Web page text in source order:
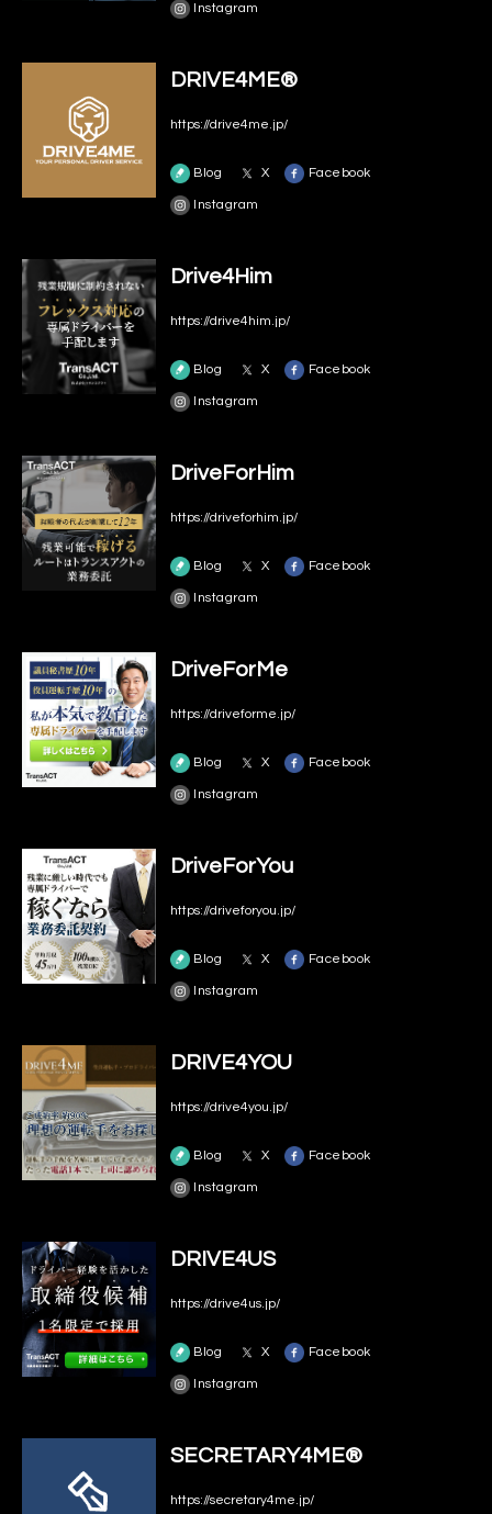
Instagram
DRIVE4ME®
https://drive4me.jp/
Blog X Facebook
Instagram
Drive4Him
https://drive4him.jp/
Blog X Facebook
Instagram
DriveForHim
https://driveforhim.jp/
Blog X Facebook
Instagram
DriveForMe
https://driveforme.jp/
Blog X Facebook
Instagram
DriveForYou
https://driveforyou.jp/
Blog X Facebook
Instagram
DRIVE4YOU
https://drive4you.jp/
Blog X Facebook
Instagram
DRIVE4US
https://drive4us.jp/
Blog X Facebook
Instagram
SECRETARY4ME®
https://secretary4me.jp/